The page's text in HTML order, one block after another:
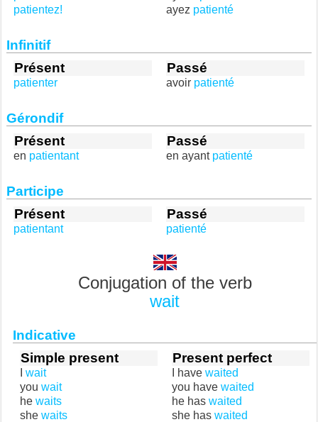
patientez!
ayez patienté
Infinitif
Présent
patienter
Passé
avoir patienté
Gérondif
Présent
en patientant
Passé
en ayant patienté
Participe
Présent
patientant
Passé
patienté
Conjugation of the verb
wait
Indicative
Simple present
wait
you wait
he waits
she waits
Present perfect
I have waited
you have waited
he has waited
she has waited